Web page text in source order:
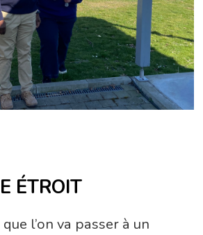
ÉTROIT
l’on va passer à un